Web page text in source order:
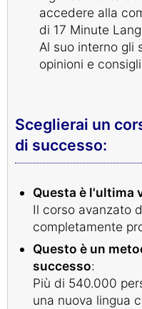
accedere alla
di 17 Minute
Al suo interno gli
opinioni e
Sceglierai un
di successo:
Questa è l'ultima
Il corso avanzato
completamente
Questo è un
successo:
Più di 540.000
una nuova lingua